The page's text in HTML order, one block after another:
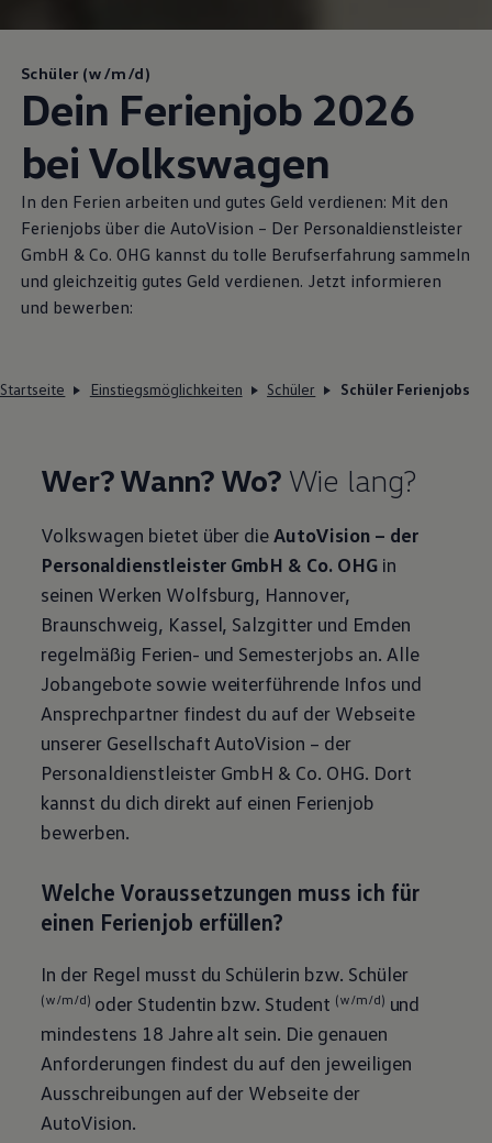
Schüler (w/m/d)
Dein Ferienjob 2026
bei Volkswagen
In den Ferien arbeiten und gutes Geld verdienen: Mit den
Ferienjobs über die AutoVision – Der Personaldienstleister
GmbH & Co. OHG kannst du tolle Berufserfahrung sammeln
und gleichzeitig gutes Geld verdienen. Jetzt informieren
und bewerben:
Startseite Einstiegsmöglichkeiten Schüler Schüler Ferienjobs
Wer? Wann? Wo? Wie lang?
Volkswagen bietet über dieAutoVision – der
Personaldienstleister GmbH & Co. OHGin
seinen Werken Wolfsburg, Hannover,
Braunschweig, Kassel, Salzgitter und Emden
regelmäßig Ferien- und Semesterjobs an. Alle
Jobangebote sowie weiterführende Infos und
Ansprechpartner findest du auf der Webseite
unserer Gesellschaft AutoVision – der
Personaldienstleister GmbH & Co. OHG. Dort
kannst du dich direkt auf einen Ferienjob
bewerben.
Welche Voraussetzungen muss ich für
einen Ferienjob erfüllen?
In der Regel musst du Schülerin bzw. Schüler
(w/m/d) oder Studentin bzw. Student (w/m/d) und
mindestens 18 Jahre alt sein. Die genauen
Anforderungen findest du auf den jeweiligen
Ausschreibungen auf der Webseite der
AutoVision.